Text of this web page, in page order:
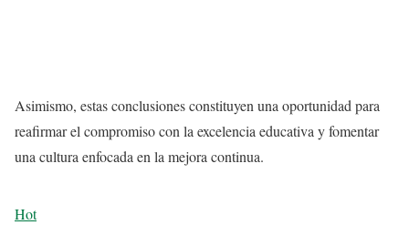
Asimismo, estas conclusiones constituyen una oportunidad para
reafirmar el compromiso con la excelencia educativa y fomentar
una cultura enfocada en la mejora continua.
Hot